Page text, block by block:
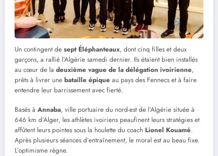
Un contingent de sept Éléphanteaux, dont cinq filles et deux
garçons, a rallié l’Algérie samedi dernier. Ils étaient bien installés
au cœur de la deuxième vague de la délégation ivoirienne,
prêts à livrer une bataille épique au pays des Fennecs et à faire
entendre leur barrissement avec fierté.
Basés à Annaba, ville portuaire du nord-est de l’Algérie située à
646 km d’Alger, les athlètes ivoiriens peaufinent leurs stratégies et
affûtent leurs pointes sous la houlette du coach Lionel Kouamé.
Après plusieurs séances d’entraînement, le moral est au beau fixe.
L’optimisme règne.